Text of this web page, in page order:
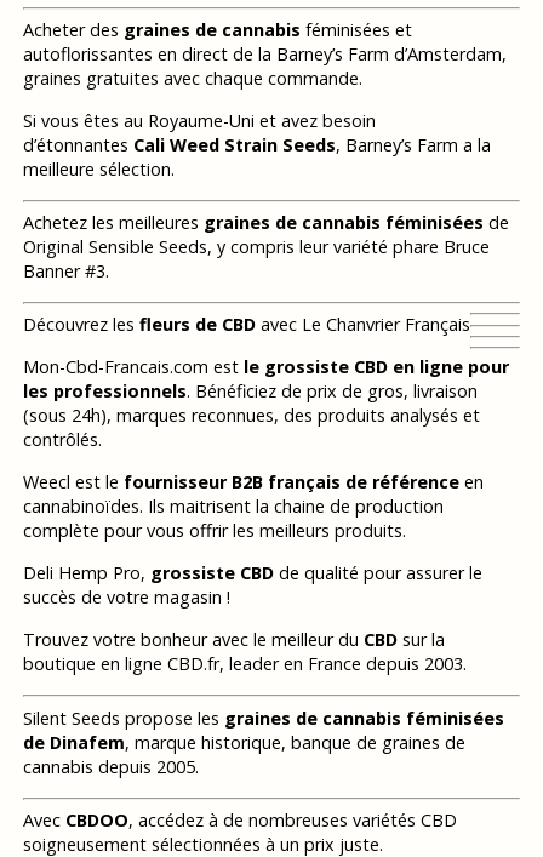
Acheter des graines de cannabis féminisées et
autoflorissantes en direct de la Barney’s Farm d’Amsterdam,
graines gratuites avec chaque commande.
Si vous êtes au Royaume-Uni et avez besoin
d’étonnantes Cali Weed Strain Seeds, Barney’s Farm a la
meilleure sélection.
Achetez les meilleures graines de cannabis féminisées de
Original Sensible Seeds, y compris leur variété phare Bruce
Banner #3.
Découvrez les fleurs de CBDavec Le Chanvrier Français
Mon-Cbd-Francais.com est le grossiste CBD en ligne pour
les professionnels. Bénéficiez de prix de gros, livraison
(sous 24h), marques reconnues, des produits analysés et
contrôlés.
Weecl est le fournisseur B2B français de référenceen
cannabinoïdes. Ils maitrisent la chaine de production
complète pour vous offrir les meilleurs produits.
Deli Hemp Pro, grossiste CBDde qualité pour assurer le
succès de votre magasin !
Trouvez votre bonheur avec le meilleur du CBDsur la
boutique en ligne CBD.fr, leader en France depuis 2003.
Silent Seeds propose les graines de cannabis féminisées
de Dinafem, marque historique, banque de graines de
cannabis depuis 2005.
Avec CBDOO, accédez à de nombreuses variétés CBD
soigneusement sélectionnées à un prix juste.